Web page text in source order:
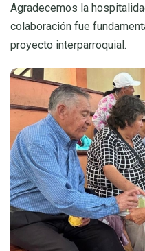
Agradecemos la
colaboración fue
proyecto interparroquial.